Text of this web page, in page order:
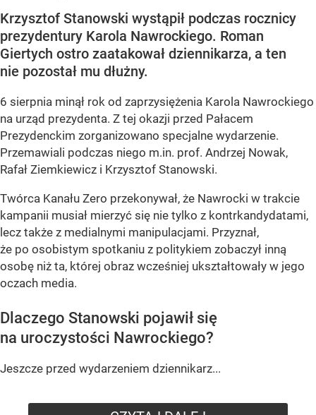
Krzysztof Stanowski wystąpił podczas rocznicy
prezydentury Karola Nawrockiego. Roman
Giertych ostro zaatakował dziennikarza, a ten
nie pozostał mu dłużny.
6 sierpnia minął rok od zaprzysiężenia Karola Nawrockiego
na urząd prezydenta. Z tej okazji przed Pałacem
Prezydenckim zorganizowano specjalne wydarzenie.
Przemawiali podczas niego m.in. prof. Andrzej Nowak,
Rafał Ziemkiewicz i Krzysztof Stanowski.
Twórca Kanału Zero przekonywał, że Nawrocki w trakcie
kampanii musiał mierzyć się nie tylko z kontrkandydatami,
lecz także z medialnymi manipulacjami. Przyznał,
że po osobistym spotkaniu z politykiem zobaczył inną
osobę niż ta, której obraz wcześniej ukształtowały w jego
oczach media.
Dlaczego Stanowski pojawił się
na uroczystości Nawrockiego?
Jeszcze przed wydarzeniem dziennikarz...